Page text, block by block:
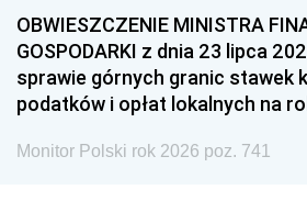
OBWIESZCZENIE MINISTRA
GOSPODARKI z dnia 23 lipca
sprawie górnych granic stawek
podatków i opłat lokalnych na
Monitor Polski rok 2026 poz. 741